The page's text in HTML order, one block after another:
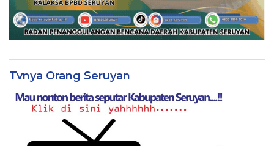
Tvnya Orang Seruyan